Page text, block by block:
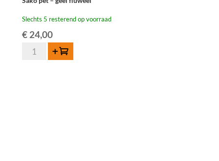
Slechts 5 resterend op voorraad
€24,00
Sako
Toevoegen